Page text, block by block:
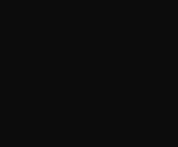
ട്യുണീഷ്യൻ ചിത്രം ” ദി വോയിസ്